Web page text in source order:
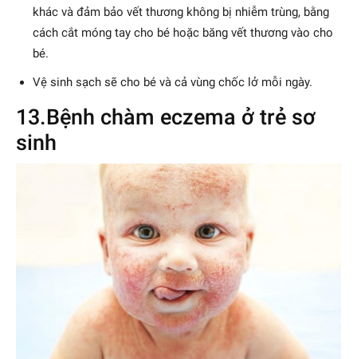
khác và đảm bảo vết thương không bị nhiễm trùng, bằng
cách cắt móng tay cho bé hoặc băng vết thương vào cho
bé.
Vệ sinh sạch sẽ cho bé và cả vùng chốc lở mỗi ngày.
13.Bệnh chàm eczema ở trẻ sơ
sinh